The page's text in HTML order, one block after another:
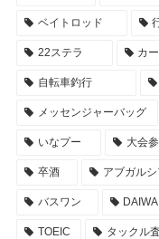
ベイトロッド
22ステラ カ
自転車釣行
メッセンジャーバッグ
いなプー 大会
卒酒 アブガルシ
バスワン DAIWA
TOEIC タックル